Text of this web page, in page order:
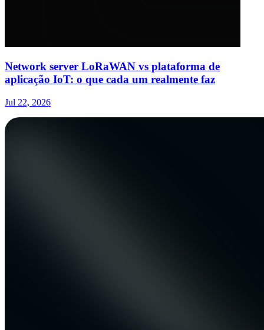
Network server LoRaWAN vs plataforma de
aplicação IoT: o que cada um realmente faz
Jul 22, 2026